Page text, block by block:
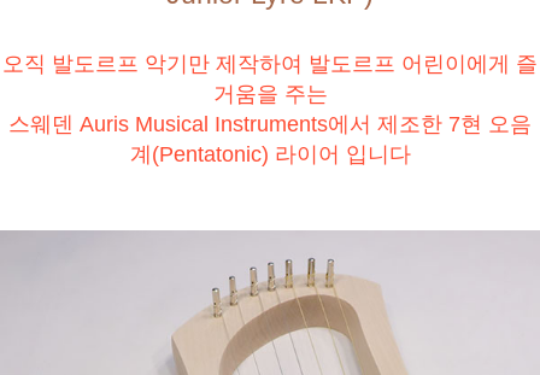
오직 발도르프 악기만 제작하여 발도르프 어린이에게 즐
거움을 주는
스웨덴 Auris Musical Instruments에서 제조한 7현 오음
계(Pentatonic) 라이어 입니다